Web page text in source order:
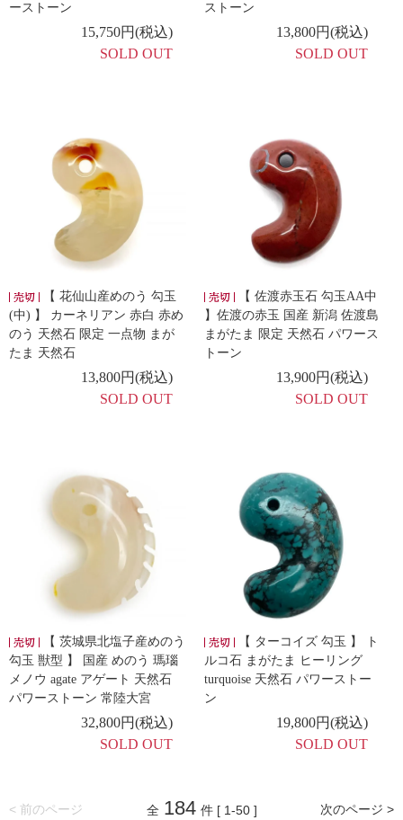
ーストーン
15,750円(税込)
SOLD OUT
ストーン
13,800円(税込)
SOLD OUT
【 花仙山産めのう 勾玉
(中) 】 カーネリアン 赤白 赤め
のう 天然石 限定 一点物 まが
たま 天然石
13,800円(税込)
SOLD OUT
【 佐渡赤玉石 勾玉AA中
】佐渡の赤玉 国産 新潟 佐渡島
まがたま 限定 天然石 パワース
トーン
13,900円(税込)
SOLD OUT
【 茨城県北塩子産めのう
勾玉 獣型 】 国産 めのう 瑪瑙
メノウ agate アゲート 天然石
パワーストーン 常陸大宮
32,800円(税込)
SOLD OUT
【 ターコイズ 勾玉 】 ト
ルコ石 まがたま ヒーリング
turquoise 天然石 パワーストー
ン
19,800円(税込)
SOLD OUT
< 前のページ 次のページ >
全 184 件 [ 1-50 ]